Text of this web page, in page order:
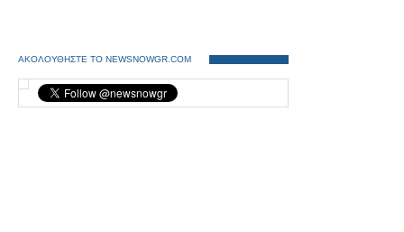
ΑΚΟΛΟΥΘΗΣΤΕ ΤΟ NEWSNOWGR.COM